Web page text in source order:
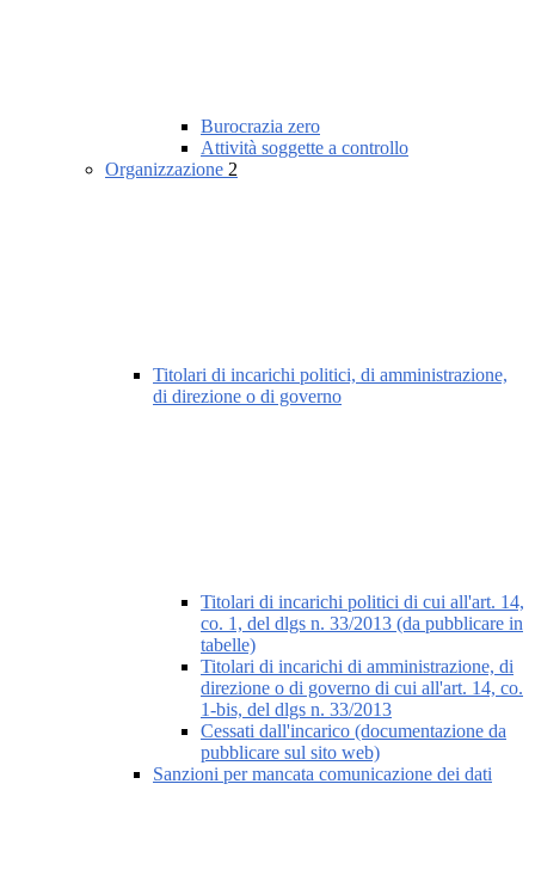
Burocrazia zero
Attività soggette a controllo
Organizzazione 2
Titolari di incarichi politici, di amministrazione,
di direzione o di governo
Titolari di incarichi politici di cui all'art. 14,
co. 1, del dlgs n. 33/2013 (da pubblicare in
tabelle)
Titolari di incarichi di amministrazione, di
direzione o di governo di cui all'art. 14, co.
1-bis, del dlgs n. 33/2013
Cessati dall'incarico (documentazione da
pubblicare sul sito web)
Sanzioni per mancata comunicazione dei dati